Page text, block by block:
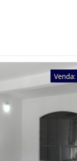
Venda: